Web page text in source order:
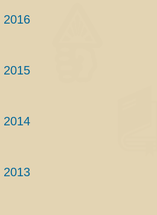
2016
2015
2014
2013